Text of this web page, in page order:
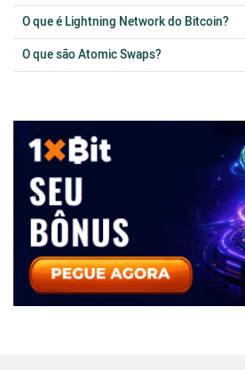
O que é Lightning Network do Bitcoin?
O que são Atomic Swaps?